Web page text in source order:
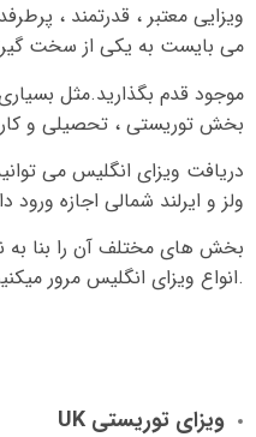
ویزایی معتبر ، قدرتمند ،
می بایست به یکی از سخت
موجود قدم بگذارید.مثل بسیاری
بخش توریستی ، تحصیلی و
دریافت ویزای انگلیس می
ولز و ایرلند شمالی اجازه ورود
بخش های مختلف آن را بنا به
انواع ویزای انگلیس مرور.
ویزای توریستی UK